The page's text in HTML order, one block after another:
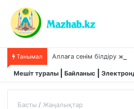
Танымал Аллаға сенім білдіру
Мешіт туралы Байланыс
Басты Жаңалықтар